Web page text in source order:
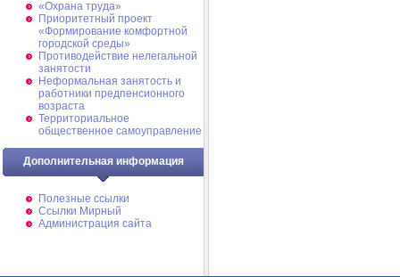
«Охрана труда»
Приоритетный проект
«Формирование комфортной
городской среды»
Противодействие нелегальной
занятости
Неформальная занятость и
работники предпенсионного
возраста
Территориальное
общественное самоуправление
Дополнительная информация
Полезные ссылки
Ссылки Мирный
Администрация сайта